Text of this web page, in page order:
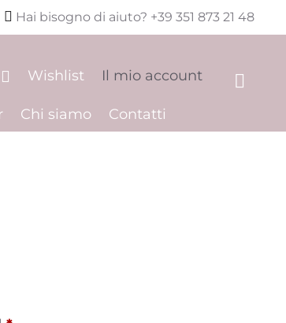
 Hai bisogno di aiuto? +39 351 873 21 48
 Wishlist Il mio account
Chi siamo Contatti